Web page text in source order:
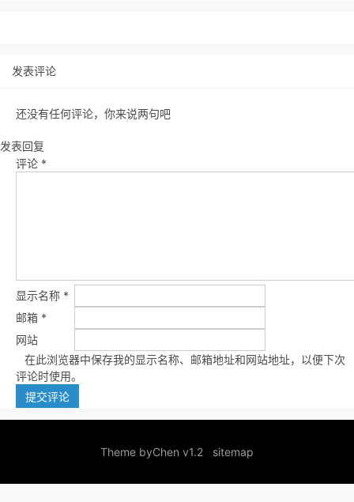
发表评论
还没有任何评论，你来说两句吧
发表回复
评论 *
显示名称 *
邮箱 *
网站
在此浏览器中保存我的显示名称、邮箱地址和网站地址，以便下次
评论时使用。
Theme byChen v1.2 sitemap